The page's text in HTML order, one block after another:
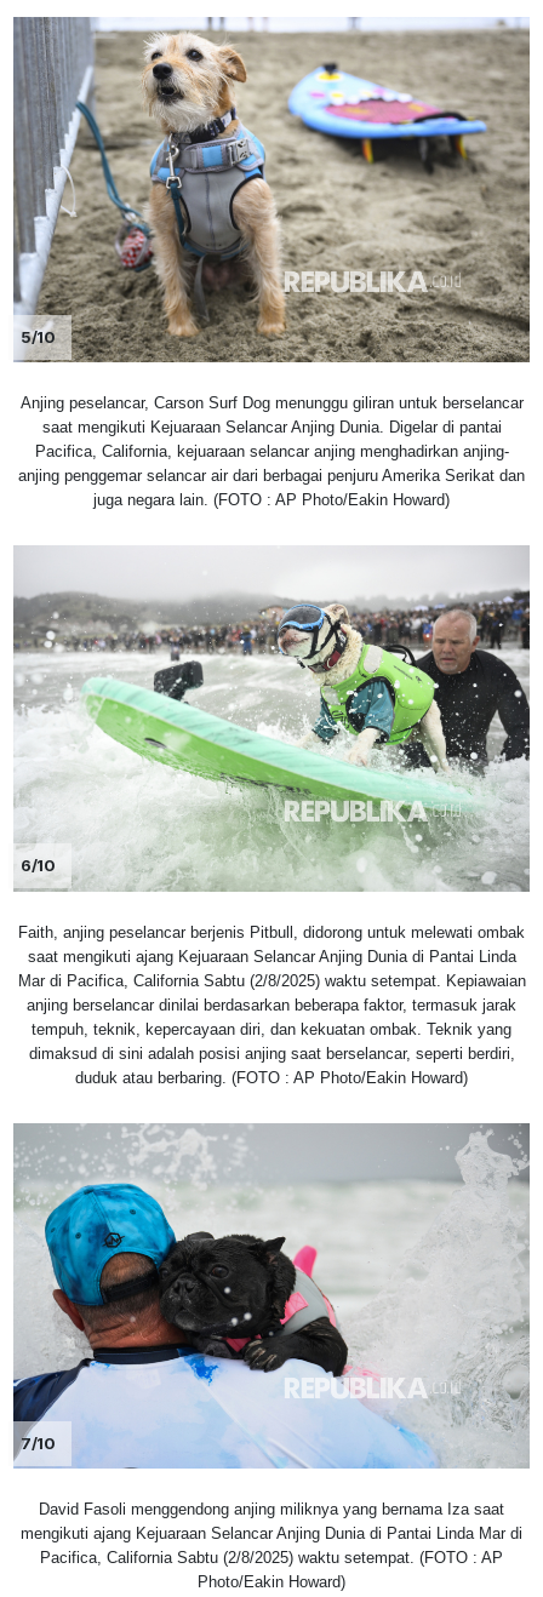
5/10
Anjing peselancar, Carson Surf Dog menunggu giliran untuk berselancar
saat mengikuti Kejuaraan Selancar Anjing Dunia. Digelar di pantai
Pacifica, California, kejuaraan selancar anjing menghadirkan anjing-
anjing penggemar selancar air dari berbagai penjuru Amerika Serikat dan
juga negara lain. (FOTO : AP Photo/Eakin Howard)
6/10
Faith, anjing peselancar berjenis Pitbull, didorong untuk melewati ombak
saat mengikuti ajang Kejuaraan Selancar Anjing Dunia di Pantai Linda
Mar di Pacifica, California Sabtu (2/8/2025) waktu setempat. Kepiawaian
anjing berselancar dinilai berdasarkan beberapa faktor, termasuk jarak
tempuh, teknik, kepercayaan diri, dan kekuatan ombak. Teknik yang
dimaksud di sini adalah posisi anjing saat berselancar, seperti berdiri,
duduk atau berbaring. (FOTO : AP Photo/Eakin Howard)
7/10
David Fasoli menggendong anjing miliknya yang bernama Iza saat
mengikuti ajang Kejuaraan Selancar Anjing Dunia di Pantai Linda Mar di
Pacifica, California Sabtu (2/8/2025) waktu setempat. (FOTO : AP
Photo/Eakin Howard)